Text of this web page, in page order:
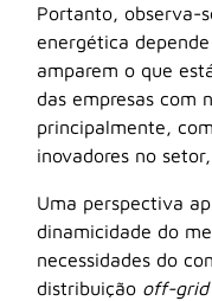
Portanto, observa-
energética
amparem o que
das empresas com
principalmente,
inovadores no
Uma perspectiva
dinamicidade do
necessidades do
distribuição off-grid